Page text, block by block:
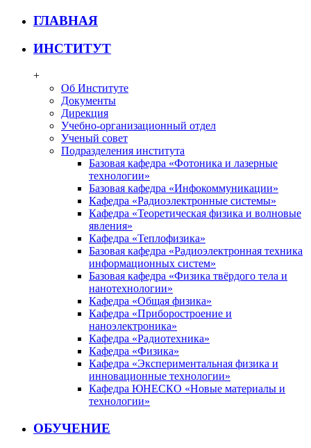
ГЛАВНАЯ
ИНСТИТУТ
+
Об Институте
Документы
Дирекция
Учебно-организационный отдел
Ученый совет
Подразделения института
Базовая кафедра «Фотоника и лазерные
технологии»
Базовая кафедра «Инфокоммуникации»
Кафедра «Радиоэлектронные системы»
Кафедра «Теоретическая физика и волновые
явления»
Кафедра «Теплофизика»
Базовая кафедра «Радиоэлектронная техника
информационных систем»
Базовая кафедра «Физика твёрдого тела и
нанотехнологии»
Кафедра «Общая физика»
Кафедра «Приборостроение и
наноэлектроника»
Кафедра «Радиотехника»
Кафедра «Физика»
Кафедра «Экспериментальная физика и
инновационные технологии»
Кафедра ЮНЕСКО «Новые материалы и
технологии»
ОБУЧЕНИЕ